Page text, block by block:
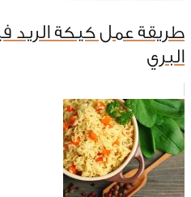
طريقة عمل كيكة الريد
البري